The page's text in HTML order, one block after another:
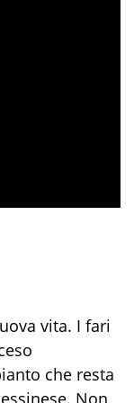
vita. I fari
che resta
Non